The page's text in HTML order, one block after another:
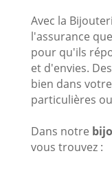
Avec la
l'assurance
pour qu'ils
et d'envies.
bien dans
particulières
Dans notre
vous trouvez :